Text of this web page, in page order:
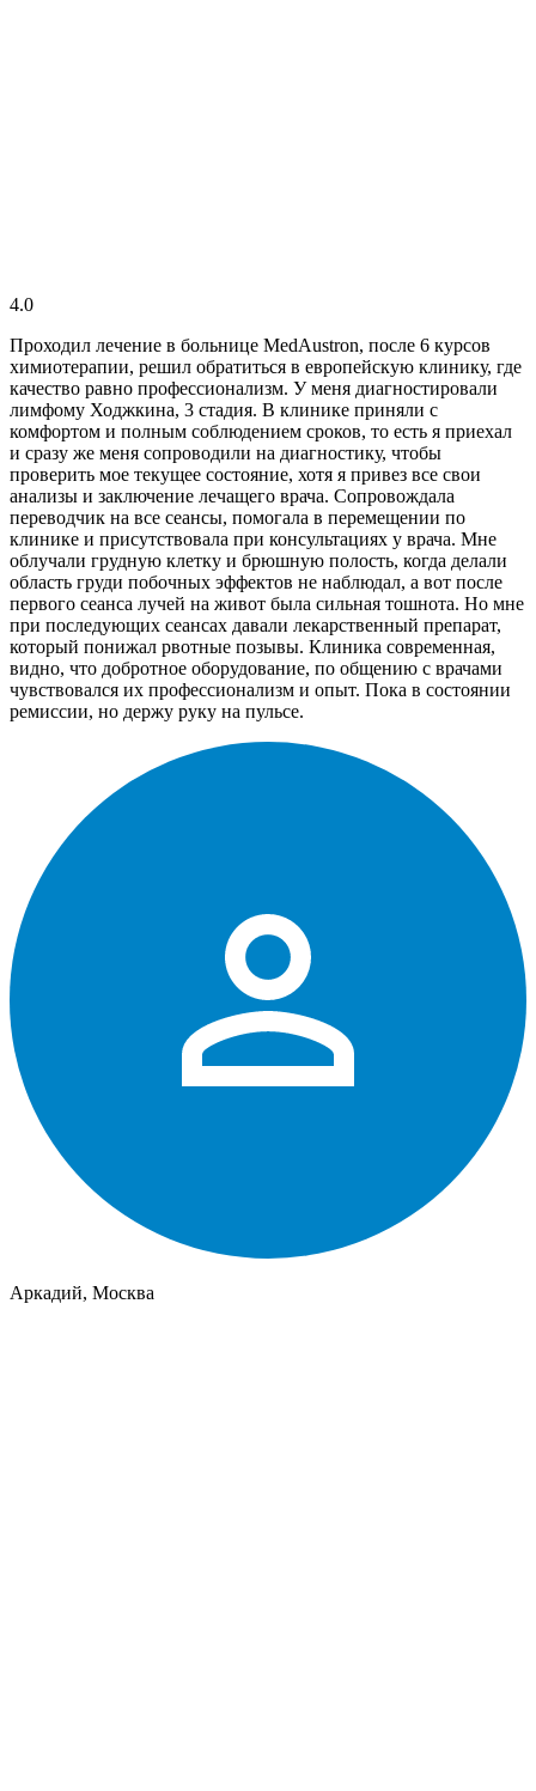
4.0
Проходил лечение в больнице MedAustron, после 6 курсов
химиотерапии, решил обратиться в европейскую клинику, где
качество равно профессионализм. У меня диагностировали
лимфому Ходжкина, 3 стадия. В клинике приняли с
комфортом и полным соблюдением сроков, то есть я приехал
и сразу же меня сопроводили на диагностику, чтобы
проверить мое текущее состояние, хотя я привез все свои
анализы и заключение лечащего врача. Сопровождала
переводчик на все сеансы, помогала в перемещении по
клинике и присутствовала при консультациях у врача. Мне
облучали грудную клетку и брюшную полость, когда делали
область груди побочных эффектов не наблюдал, а вот после
первого сеанса лучей на живот была сильная тошнота. Но мне
при последующих сеансах давали лекарственный препарат,
который понижал рвотные позывы. Клиника современная,
видно, что добротное оборудование, по общению с врачами
чувствовался их профессионализм и опыт. Пока в состоянии
ремиссии, но держу руку на пульсе.
Аркадий, Москва